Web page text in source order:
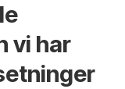
vi har